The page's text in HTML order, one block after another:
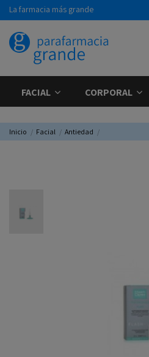
La farmacia más grande
FACIAL CORPORAL
Inicio Facial Antiedad